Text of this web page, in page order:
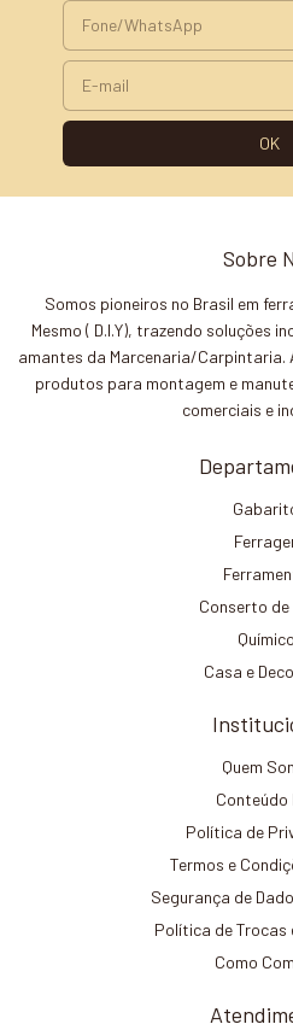
Sobre
Somos pioneiros no Brasil em
Mesmo ( D.I.Y), trazendo soluções
amantes da Marcenaria/Carpintaria.
produtos para montagem e
comerciais e
Conserto de
Casa e
Quem
Conteúdo
Política de
Termos e
Segurança de
Política de Trocas
Como